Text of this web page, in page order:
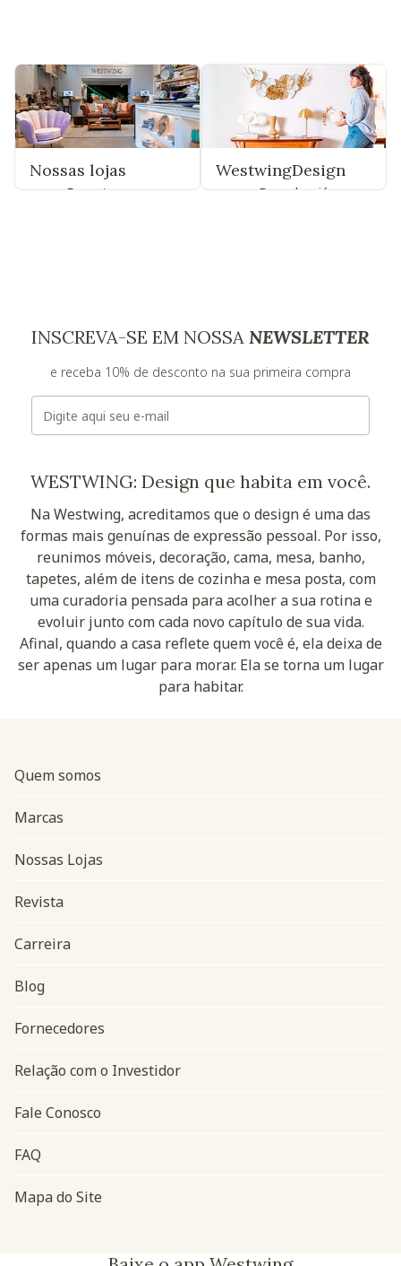
Nossas lojas
Encontre uma
WestwingDesign
Descubra já
INSCREVA-SE EM NOSSA NEWSLETTER
e receba 10% de desconto na sua primeira compra
WESTWING: Design que habita em você.
Na Westwing, acreditamos que o design é uma das
formas mais genuínas de expressão pessoal. Por isso,
reunimos móveis, decoração, cama, mesa, banho,
tapetes, além de itens de cozinha e mesa posta, com
uma curadoria pensada para acolher a sua rotina e
evoluir junto com cada novo capítulo de sua vida.
Afinal, quando a casa reflete quem você é, ela deixa de
ser apenas um lugar para morar. Ela se torna um lugar
para habitar.
Navegação do rodapé
Quem somos
Marcas
Nossas Lojas
Revista
Carreira
Blog
Fornecedores
Relação com o Investidor
Fale Conosco
FAQ
Mapa do Site